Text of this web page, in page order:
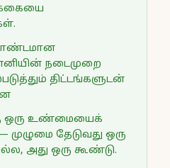
நடைமுறை
திட்டங்களுடன்
ஒரு உண்மையைக்
முழுமை தேடுவது ஒரு
அது ஒரு கூண்டு.